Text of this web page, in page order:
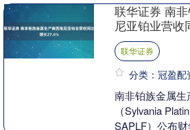
化解存....
联华证券 南
尼亚铂业营收
联华证券
分类：冠盈配
南非铂族金属
（Sylvania
SAPLF）公布